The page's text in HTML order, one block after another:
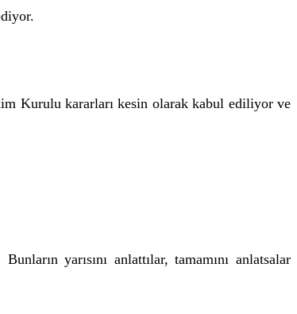
Kurulu kararları kesin olarak kabul ediliyor ve
yarısını anlattılar, tamamını anlatsalar